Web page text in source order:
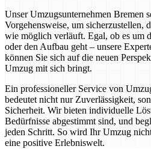
Unser Umzugsunternehmen Bremen
Vorgehensweise, um sicherzustellen,
wie möglich verläuft. Egal, ob es um
oder den Aufbau geht – unsere
können Sie sich auf die neuen
Umzug mit sich bringt.
Ein professioneller Service von
bedeutet nicht nur Zuverlässigkeit,
Sicherheit. Wir bieten individuelle
Bedürfnisse abgestimmt sind, und
jeden Schritt. So wird Ihr Umzug
eine positive Erlebniswelt.